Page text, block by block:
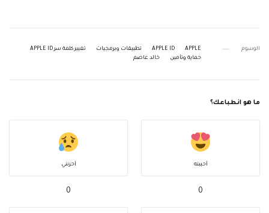
الوسوم APPLE
APPLE ID تطبيقات وبرمجيات
تغيير كلمة سر APPLE ID
حماية وتأمين
خالد عاصم
ما هو انطباعك؟
أحببته
0
أحزنني
0